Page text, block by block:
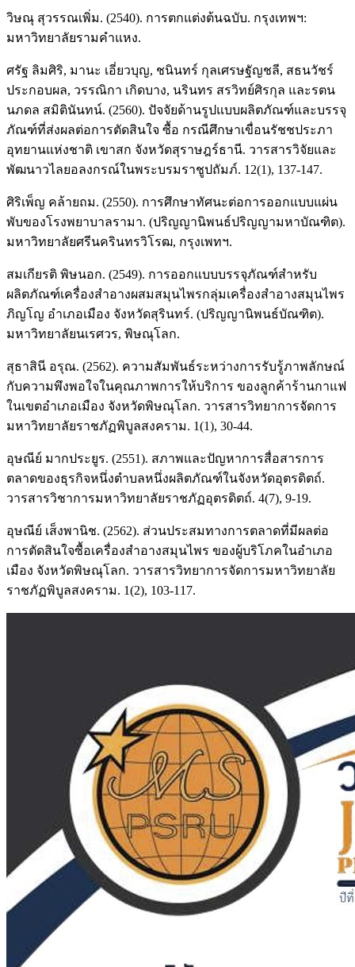
วิษณุ สุวรรณเพิ่ม. (2540). การตกแต่งต้นฉบับ. กรุงเทพฯ:
มหาวิทยาลัยรามคำแหง.
ศรัฐ ลิมศิริ, มานะ เอี่ยวบุญ, ชนินทร์ กุลเศรษฐัญชลี, สธนวัชร์
ประกอบผล, วรรณิกา เกิดบาง, นรินทร สรวิทย์ศิรกุล และรตน
นภดล สมิตินันทน์. (2560). ปัจจัยด้านรูปแบบผลิตภัณฑ์และบรรจุ
ภัณฑ์ที่ส่งผลต่อการตัดสินใจ ซื้อ กรณีศึกษาเขื่อนรัชชประภา
อุทยานแห่งชาติ เขาสก จังหวัดสุราษฎร์ธานี. วารสารวิจัยและ
พัฒนาวไลยอลงกรณ์ในพระบรมราชูปถัมภ์. 12(1), 137-147.
ศิริเพ็ญ คล้ายถม. (2550). การศึกษาทัศนะต่อการออกแบบแผ่น
พับของโรงพยาบาลรามา. (ปริญญานิพนธ์ปริญญามหาบัณฑิต).
มหาวิทยาลัยศรีนครินทรวิโรฒ, กรุงเพทฯ.
สมเกียรติ พิษนอก. (2549). การออกแบบบรรจุภัณฑ์สำหรับ
ผลิตภัณฑ์เครื่องสำอางผสมสมุนไพรกลุ่มเครื่องสำอางสมุนไพร
ภิญโญ อำเภอเมือง จังหวัดสุรินทร์. (ปริญญานิพนธ์บัณฑิต).
มหาวิทยาลัยนเรศวร, พิษณุโลก.
สุธาสินี อรุณ. (2562). ความสัมพันธ์ระหว่างการรับรู้ภาพลักษณ์
กับความพึงพอใจในคุณภาพการให้บริการ ของลูกค้าร้านกาแฟ
ในเขตอำเภอเมือง จังหวัดพิษณุโลก. วารสารวิทยาการจัดการ
มหาวิทยาลัยราชภัฏพิบูลสงคราม. 1(1), 30-44.
อุษณีย์ มากประยูร. (2551). สภาพและปัญหาการสื่อสารการ
ตลาดของธุรกิจหนึ่งตำบลหนึ่งผลิตภัณฑ์ในจังหวัดอุตรดิตถ์.
วารสารวิชาการมหาวิทยาลัยราชภัฏอุตรดิตถ์. 4(7), 9-19.
อุษณีย์ เส็งพานิช. (2562). ส่วนประสมทางการตลาดที่มีผลต่อ
การตัดสินใจซื้อเครื่องสำอางสมุนไพร ของผู้บริโภคในอำเภอ
เมือง จังหวัดพิษณุโลก. วารสารวิทยาการจัดการมหาวิทยาลัย
ราชภัฏพิบูลสงคราม. 1(2), 103-117.